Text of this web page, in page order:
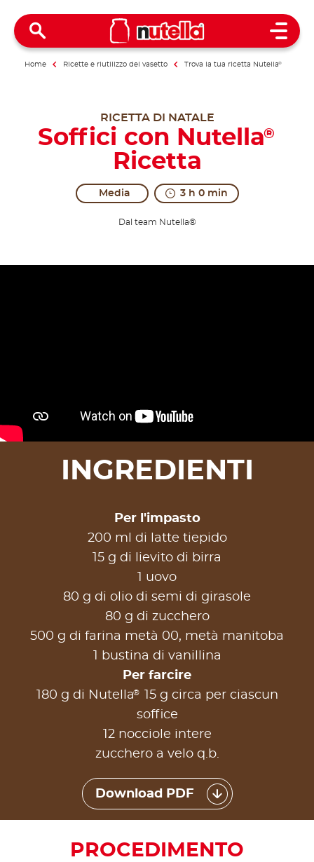
Open
Home Ricette e riutilizzo del vasetto Trova la tua ricetta Nutella®
RICETTA DI NATALE
Soffici con Nutella®
Ricetta
Media 3 h 0 min
Dal team Nutella®
INGREDIENTI
Per l'impasto
200 ml di latte tiepido
15 g di lievito di birra
1 uovo
80 g di olio di semi di girasole
80 g di zucchero
500 g di farina metà 00, metà manitoba
1 bustina di vanillina
Per farcire
180 g di Nutella®
15 g circa per ciascun
soffice
12 nocciole intere
zucchero a velo q.b.
Download PDF
PROCEDIMENTO